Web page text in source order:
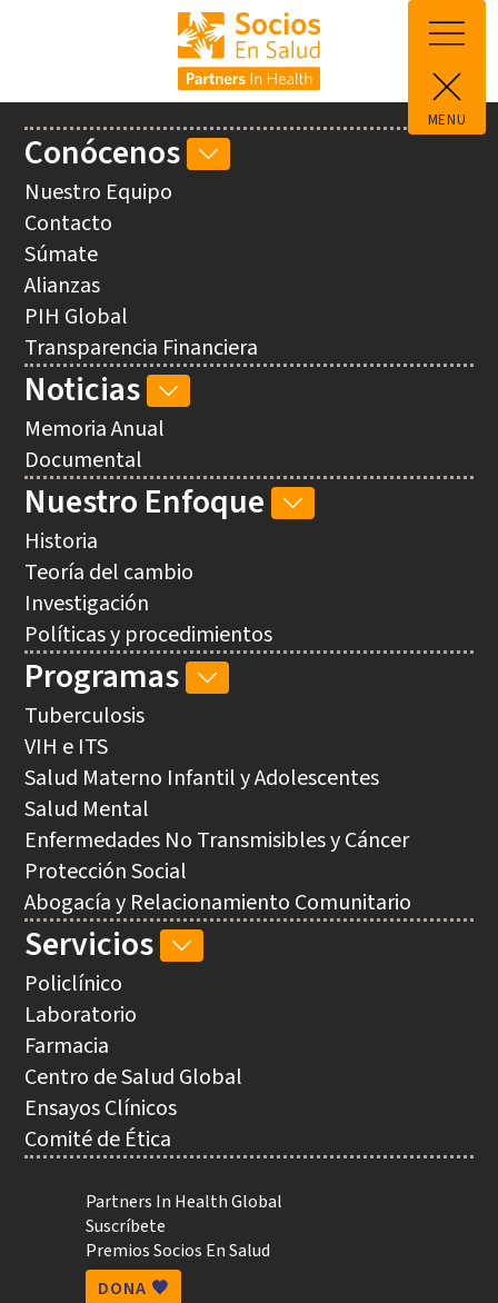
Pasar al contenido principal
MENU
Utility
Partners In Health Global
Suscríbete
Premios Socios En Salud
DONA 🧡
Main
navigation
Conócenos
CONÓCENOS
Nuestro Equipo
Contacto
Súmate
Alianzas
PIH Global
Transparencia Financiera
Noticias
NOTICIAS
Memoria Anual
Documental
Nuestro Enfoque
NUESTRO
Historia
Teoría del cambio
Investigación
Políticas y procedimientos
Programas
PROGRAMAS
Tuberculosis
VIH e ITS
Salud Materno Infantil y Adolescentes
Salud Mental
Enfermedades No Transmisibles y Cáncer
Protección Social
Abogacía y Relacionamiento Comunitario
Servicios
SERVICIOS
Policlínico
Laboratorio
Farmacia
Centro de Salud Global
Ensayos Clínicos
Comité de Ética